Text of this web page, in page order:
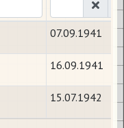
07.09.1941
16.09.1941
15.07.1942